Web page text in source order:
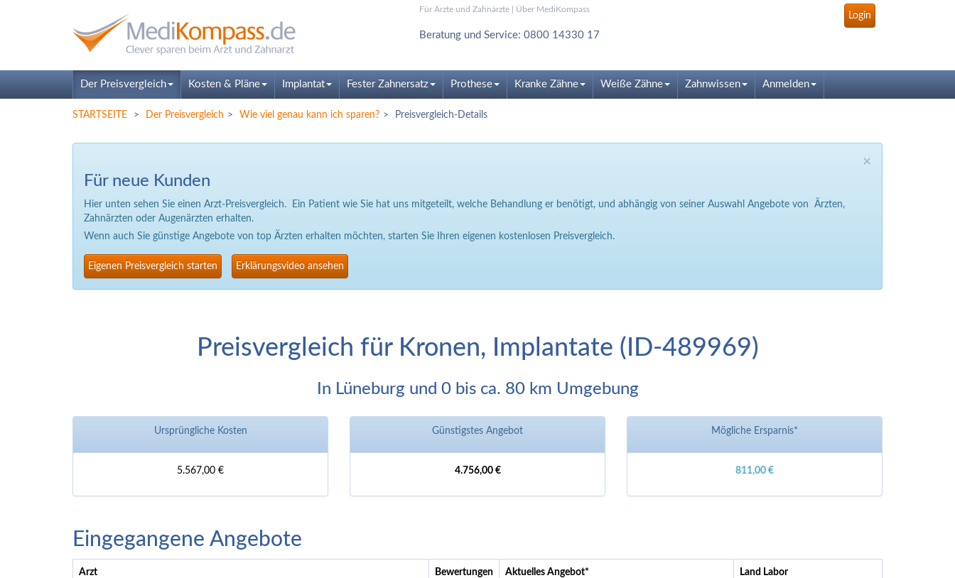
Für Ärzte und Zahnärzte| Über MediKompass
Login
Beratung und Service: 0800 14330 17
Der Preisvergleich Kosten & Pläne Implantat Fester Zahnersatz Prothese Kranke Zähne Weiße Zähne Zahnwissen Anmelden
STARTSEITE Der Preisvergleich Wie viel genau kann ich sparen? Preisvergleich-Details
×
Für neue Kunden
Hier unten sehen Sie einen Arzt-Preisvergleich. Ein Patient wie Sie hat uns mitgeteilt, welche Behandlung er benötigt, und abhängig von seiner Auswahl Angebote von Ärzten,
Zahnärzten oder Augenärzten erhalten.
Wenn auch Sie günstige Angebote von top Ärzten erhalten möchten, starten Sie Ihren eigenen kostenlosen Preisvergleich.
Eigenen Preisvergleich starten Erklärungsvideo ansehen
Preisvergleich für Kronen, Implantate (ID-489969)
In Lüneburg und 0 bis ca. 80 km Umgebung
Ursprüngliche Kosten
5.567,00 €
Günstigstes Angebot
4.756,00 €
Mögliche Ersparnis*
811,00 €
Eingegangene Angebote
Arzt Bewertungen Aktuelles Angebot* Land Labor